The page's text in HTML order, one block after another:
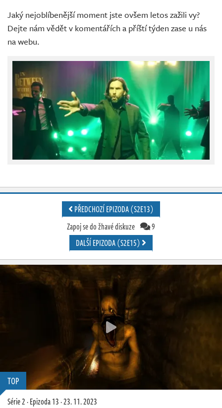
Jaký nejoblíbenější moment jste ovšem letos zažili vy?
Dejte nám vědět v komentářích a příští týden zase u nás
na webu.
PŘEDCHOZÍ EPIZODA (S2E13)
Zapoj se do žhavé diskuze
9
DALŠÍ EPIZODA (S2E15)
TOP
Série 2·Epizoda 13·23. 11. 2023